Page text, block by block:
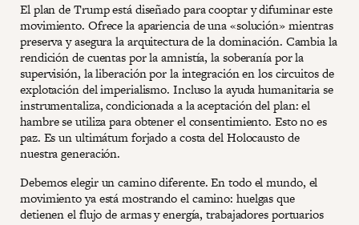
El plan de Trump está diseñado para cooptar y difuminar este
movimiento. Ofrece la apariencia de una «solución» mientras
preserva y asegura la arquitectura de la dominación. Cambia la
rendición de cuentas por la amnistía, la soberanía por la
supervisión, la liberación por la integración en los circuitos de
explotación del imperialismo. Incluso la ayuda humanitaria se
instrumentaliza, condicionada a la aceptación del plan: el
hambre se utiliza para obtener el consentimiento. Esto no es
paz. Es un ultimátum forjado a costa del Holocausto de
nuestra generación.
Debemos elegir un camino diferente. En todo el mundo, el
movimiento ya está mostrando el camino: huelgas que
detienen el flujo de armas y energía, trabajadores portuarios